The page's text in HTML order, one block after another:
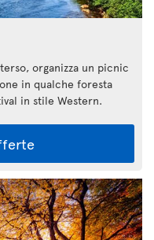
organizza un picnic
in qualche foresta
in stile Western.